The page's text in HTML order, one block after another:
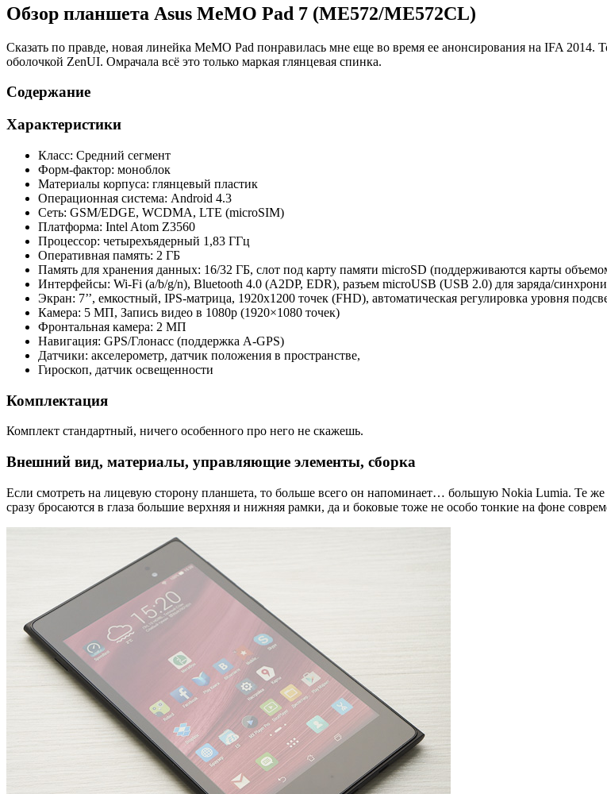
Обзор планшета Asus MeMO Pad 7 (ME572/ME572CL)
Сказать по правде, новая линейка MeMO Pad понравилась мне еще во время ее анонсирования на IFA
оболочкой ZenUI. Омрачала всё это только маркая глянцевая спинка.
Содержание
Характеристики
Класс: Средний сегмент
Форм-фактор: моноблок
Материалы корпуса: глянцевый пластик
Операционная система: Android 4.3
Сеть: GSM/EDGE, WCDMA, LTE (microSIM)
Платформа: Intel Atom Z3560
Процессор: четырехъядерный 1,83 ГГц
Оперативная память: 2 ГБ
Память для хранения данных: 16/32 ГБ, слот под карту памяти microSD (поддерживаются карты
Интерфейсы: Wi-Fi (a/b/g/n), Bluetooth 4.0 (A2DP, EDR), разъем microUSB (USB 2.0) для заряда/
Экран: 7’’, емкостный, IPS-матрица, 1920х1200 точек (FHD), автоматическая регулировка уровня
Камера: 5 МП, Запись видео в 1080p (1920×1080 точек)
Фронтальная камера: 2 МП
Навигация: GPS/Глонасс (поддержка A-GPS)
Датчики: акселерометр, датчик положения в пространстве,
Гироскоп, датчик освещенности
Комплектация
Комплект стандартный, ничего особенного про него не скажешь.
Внешний вид, материалы, управляющие элементы, сборка
Если смотреть на лицевую сторону планшета, то больше всего он напоминает… большую Nokia Lumia. Те
сразу бросаются в глаза большие верхняя и нижняя рамки, да и боковые тоже не особо тонкие на фоне